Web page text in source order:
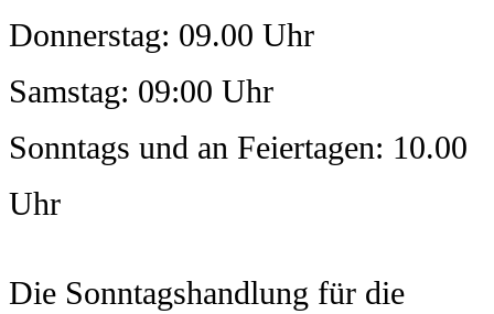
Donnerstag: 09.00 Uhr
Samstag: 09:00 Uhr
Sonntags und an Feiertagen: 10.00
Uhr
Die Sonntagshandlung für die